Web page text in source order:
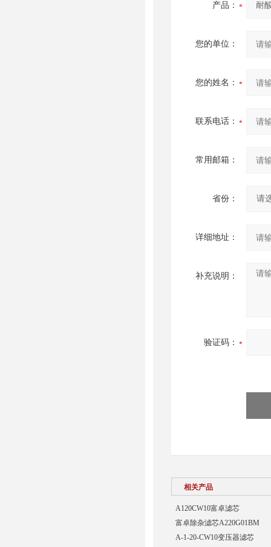
产品：
您的单位：
您的姓名：
联系电话：
常用邮箱：
省份：
详细地址：
补充说明：
验证码：
相关产品
A120CW10富卓滤芯
富卓除杂滤芯A220G01BM
A-1-20-CW10变压器滤芯